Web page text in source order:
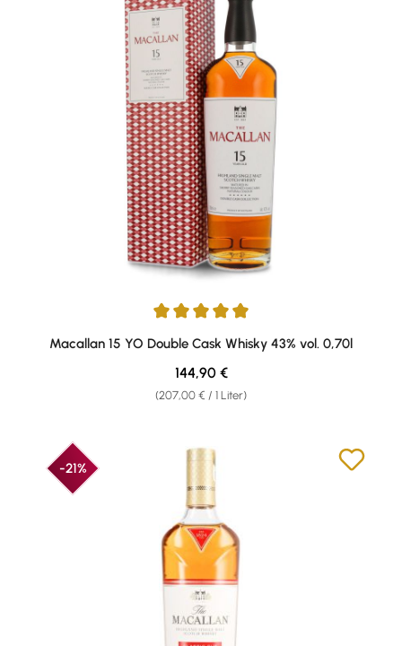
Durchschnittliche Bewertung von 4.94 von 5 Sternen
Macallan 15 YO Double Cask Whisky 43% vol. 0,70l
(207,00 € / 1 Liter)
Regulärer Preis:
144,90 €
-21%